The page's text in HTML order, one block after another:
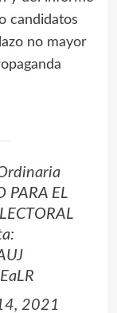
candidatos
no mayor
PARA EL
2021